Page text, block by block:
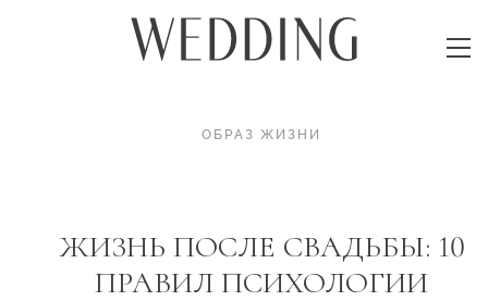
ОБРАЗ ЖИЗНИ
ЖИЗНЬ ПОСЛЕ СВАДЬБЫ: 10
ПРАВИЛ ПСИХОЛОГИИ